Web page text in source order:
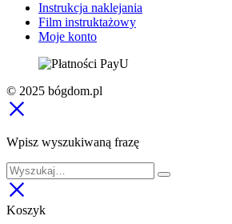
Instrukcja naklejania
Film instruktażowy
Moje konto
© 2025 bógdom.pl
Wpisz wyszukiwaną frazę
Koszyk